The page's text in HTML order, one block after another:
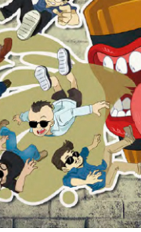
09/11/2017
–